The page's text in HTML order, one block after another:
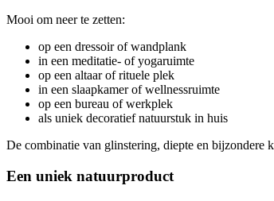
Mooi om neer te zetten:
op een dressoir of wandplank
in een meditatie- of yogaruimte
op een altaar of rituele plek
in een slaapkamer of wellnessruimte
op een bureau of werkplek
als uniek decoratief natuurstuk in huis
De combinatie van glinstering, diepte en bijzondere
Een uniek natuurproduct